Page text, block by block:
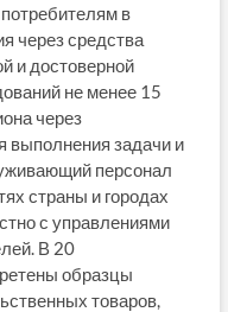
в
через средства
и достоверной
не менее 15
через
выполнения задачи и
персонал
страны и городах
с управлениями
​В 20
образцы
товаров,